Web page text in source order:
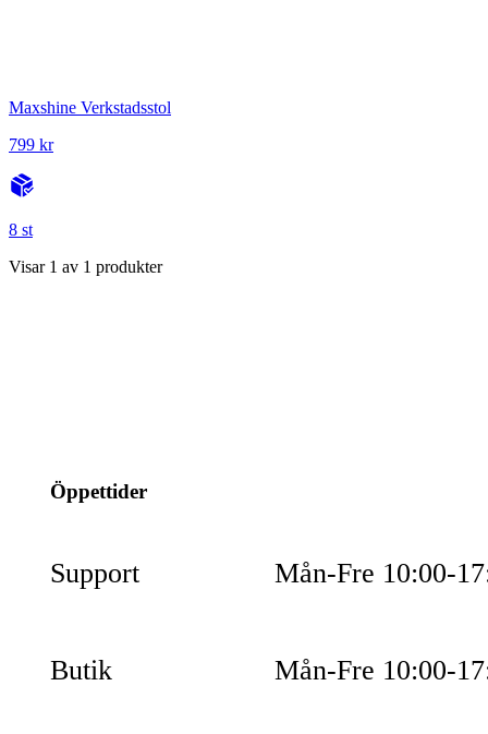
Maxshine Verkstadsstol
799 kr
8 st
Visar1 av 1 produkter
Öppettider
Support Mån-Fre 10:00-
Butik Mån-Fre 10:00-